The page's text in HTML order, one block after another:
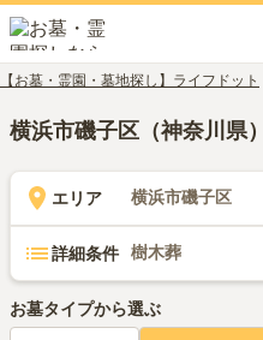
【お墓・霊園・墓地探し】ライフドット
横浜市磯子区（神奈川県
エリア 横浜市磯子区
詳細条件 樹木葬
お墓タイプから選ぶ